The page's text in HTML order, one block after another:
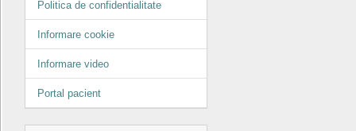
Politica de confidentialitate
Informare cookie
Informare video
Portal pacient